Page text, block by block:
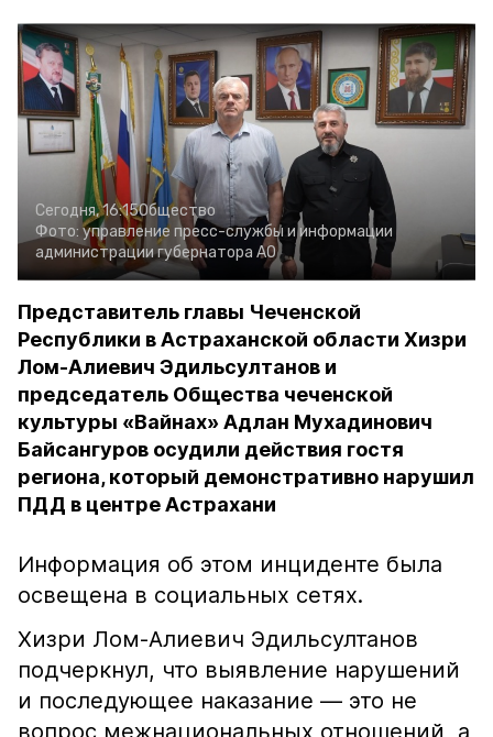
Сегодня, 16:15Общество
Фото: управление пресс-службы и информации
администрации губернатора АО
Представитель главы Чеченской
Республики в Астраханской области Хизри
Лом-Алиевич Эдильсултанов и
председатель Общества чеченской
культуры «Вайнах» Адлан Мухадинович
Байсангуров осудили действия гостя
региона, который демонстративно нарушил
ПДД в центре Астрахани
Информация об этом инциденте была
освещена в социальных сетях.
Хизри Лом-Алиевич Эдильсултанов
подчеркнул, что выявление нарушений
и последующее наказание — это не
вопрос межнациональных отношений, а